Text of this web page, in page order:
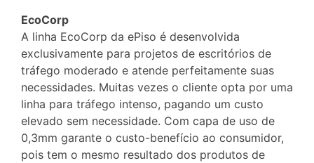
EcoCorp
A linha EcoCorp da ePiso é desenvolvida
exclusivamente para projetos de escritórios de
tráfego moderado e atende perfeitamente suas
necessidades. Muitas vezes o cliente opta por uma
linha para tráfego intenso, pagando um custo
elevado sem necessidade. Com capa de uso de
0,3mm garante o custo-benefício ao consumidor,
pois tem o mesmo resultado dos produtos de